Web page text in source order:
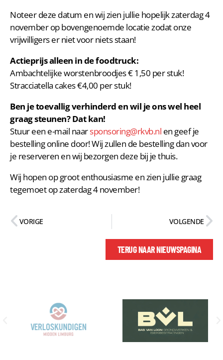
Noteer deze datum en wij zien jullie hopelijk zaterdag 4
november op bovengenoemde locatie zodat onze
vrijwilligers er niet voor niets staan!
Actieprijs alleen in de foodtruck:
Ambachtelijke worstenbroodjes € 1,50 per stuk!
Stracciatella cakes €4,00 per stuk!
Ben je toevallig verhinderd en wil je ons wel heel
graag steunen? Dat kan!
Stuur een e-mail naarsponsoring@rkvb.nl en geef je
bestelling online door! Wij zullen de bestelling dan voor
je reserveren en wij bezorgen deze bij je thuis.
Wij hopen op groot enthousiasme en zien jullie graag
tegemoet op zaterdag 4 november!
VORIGE VOLGENDE
TERUG NAAR NIEUWSPAGINA